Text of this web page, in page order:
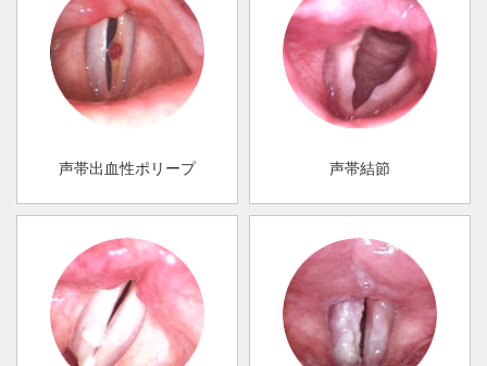
声帯出血性ポリープ 声帯結節